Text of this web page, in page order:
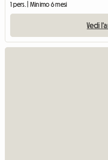
1 pers. | Minimo 6 mesi
Vedi